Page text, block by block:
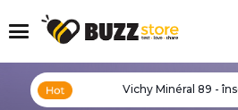
Vichy Minéral 89 -